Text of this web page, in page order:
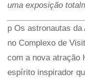
uma exposição
p Os astronautas
no Complexo de
com a nova atração
espírito inspirador